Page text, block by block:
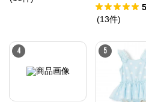
(13件)
4 5